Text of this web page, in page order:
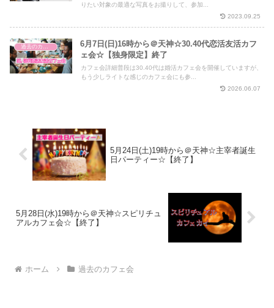
りたい対象の最適な写真をお撮りして、参加...
2023.09.25
6月7日(日)16時から＠天神☆30.40代恋活友活カフ
ェ会☆【独身限定】終了
カフェ会詳細普段は30.40代は婚活カフェ会を開催していますが、
もう少しライトな感じのカフェ会にも参...
2026.06.07
5月24日(土)19時から＠天神☆主宰者誕生
日パーティー☆【終了】
5月28日(水)19時から＠天神☆スピリチュ
アルカフェ会☆【終了】
ホーム 過去のカフェ会